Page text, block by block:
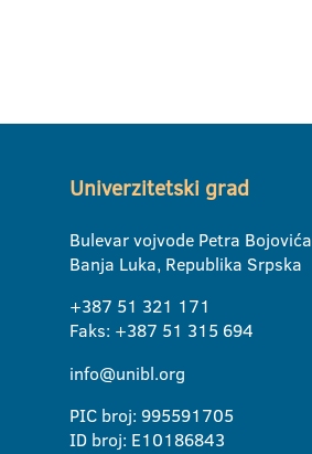
Univerzitetski grad
Bulevar vojvode Petra Bojovića
Banja Luka, Republika Srpska
+387 51 321 171
Faks: +387 51 315 694
info@unibl.org
PIC broj: 995591705
ID broj: E10186843